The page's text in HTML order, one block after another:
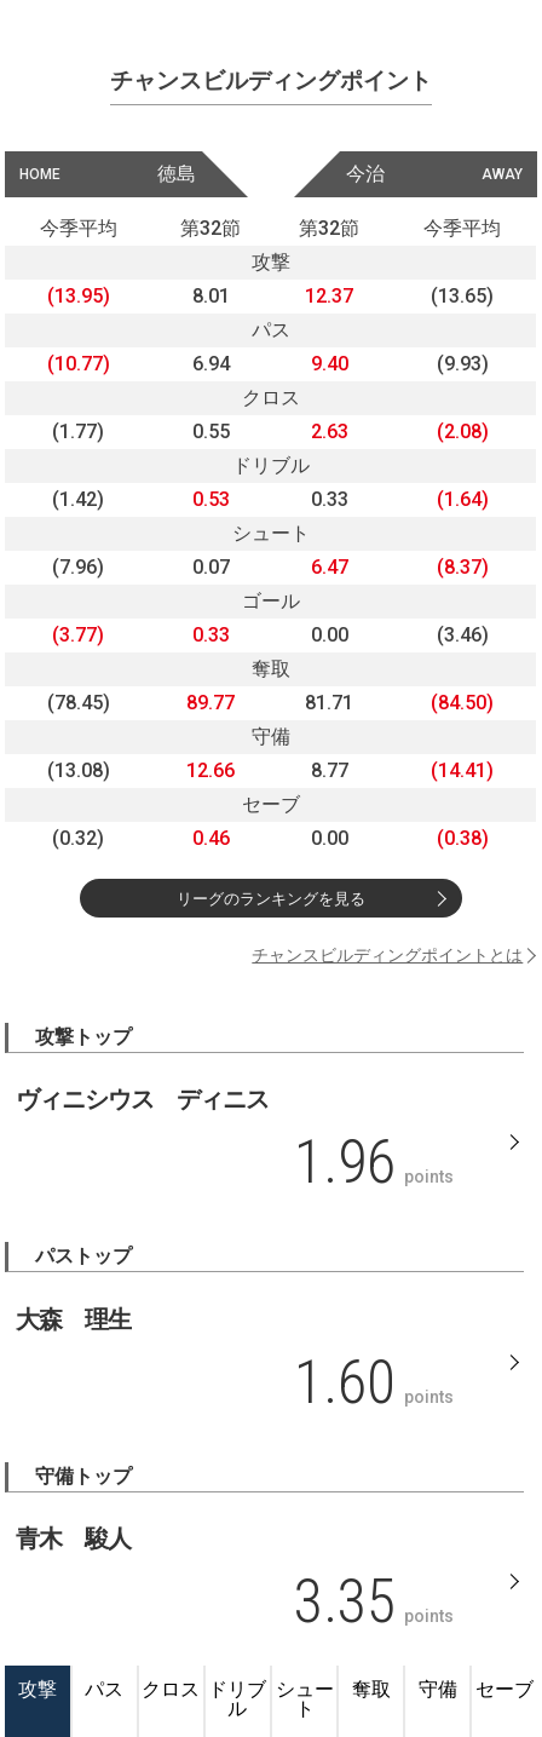
チャンスビルディングポイント
HOME 徳島 AWAY
今治
今季平均 第32節 第32節
今季平均
攻撃
(13.95)
8.01 12.37
(13.65)
パス
(10.77)
6.94 9.40
(9.93)
クロス
(1.77)
0.55 2.63
(2.08)
ドリブル
(1.42)
0.53 0.33
(1.64)
シュート
(7.96)
0.07 6.47
(8.37)
ゴール
(3.77)
0.33 0.00
(3.46)
奪取
(78.45)
89.77 81.71
(84.50)
守備
(13.08)
12.66 8.77
(14.41)
セーブ
(0.32)
0.46 0.00 (0.38)
リーグのランキングを見る
チャンスビルディングポイントとは
攻撃トップ
ヴィニシウス ディニス
1.96 points
パストップ
大森 理生
1.60 points
守備トップ
青木 駿人
3.35 points
攻撃 パス クロス
ドリブ
ル
シュー
ト
奪取 守備 セーブ